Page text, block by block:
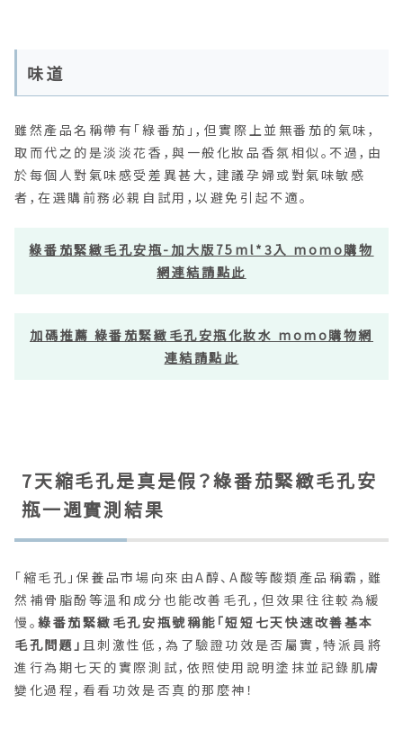
味道
雖然產品名稱帶有「綠番茄」，但實際上並無番茄的氣味，
取而代之的是淡淡花香，與一般化妝品香氛相似。不過，由
於每個人對氣味感受差異甚大，建議孕婦或對氣味敏感
者，在選購前務必親自試用，以避免引起不適。
綠番茄緊緻毛孔安瓶-加大版75ml*3入 momo購物
網連結請點此
加碼推薦 綠番茄緊緻毛孔安瓶化妝水 momo購物網
連結請點此
7天縮毛孔是真是假？綠番茄緊緻毛孔安
瓶一週實測結果
「縮毛孔」保養品市場向來由A醇、A酸等酸類產品稱霸，雖
然補骨脂酚等溫和成分也能改善毛孔，但效果往往較為緩
慢。綠番茄緊緻毛孔安瓶號稱能「短短七天快速改善基本
毛孔問題」 且刺激性低，為了驗證功效是否屬實，特派員將
進行為期七天的實際測試，依照使用說明塗抹並記錄肌膚
變化過程，看看功效是否真的那麼神！